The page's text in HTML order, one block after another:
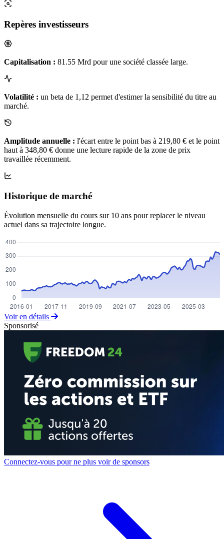
Repères investisseurs
Capitalisation : 81.55 Mrd pour une société classée large.
Volatilité : un beta de 1,12 permet d'estimer la sensibilité du titre au
marché.
Amplitude annuelle : l'écart entre le point bas à 219,80 € et le point
haut à 348,80 € donne une lecture rapide de la zone de prix
travaillée récemment.
Historique de marché
Évolution mensuelle du cours sur 10 ans pour replacer le niveau
actuel dans sa trajectoire longue.
Voir en détails
Sponsorisé
Connectez-vous pour ne plus voir de sponsors